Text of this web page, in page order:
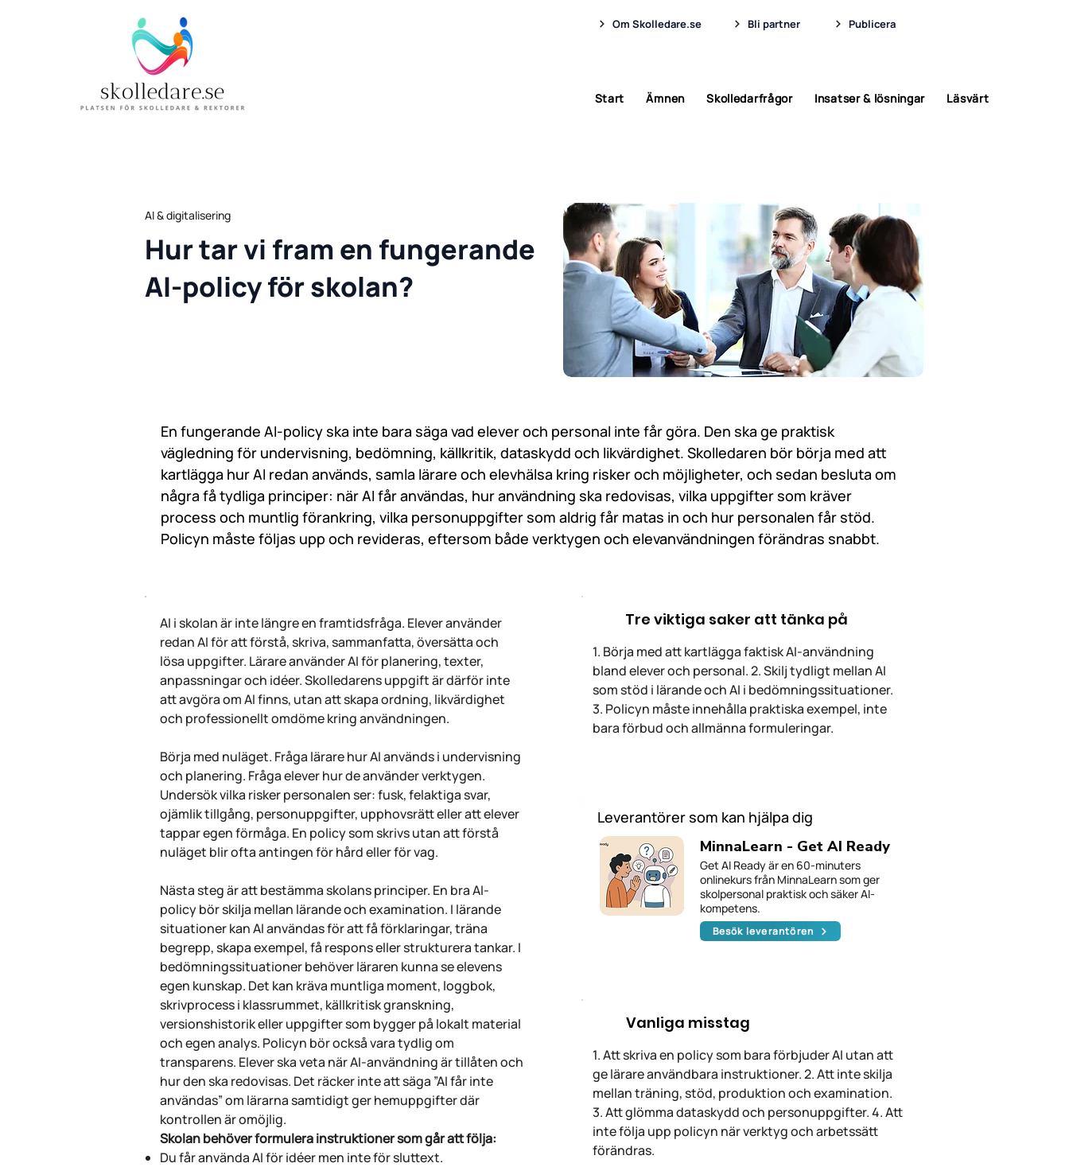
Om Skolledare.se Bli partner Publicera
Start Ämnen Skolledarfrågor Insatser & lösningar Läsvärt
AI & digitalisering
Hur tar vi fram en fungerande
AI-policy för skolan?
En fungerande AI-policy ska inte bara säga vad elever och personal inte får göra. Den ska ge praktisk
vägledning för undervisning, bedömning, källkritik, dataskydd och likvärdighet. Skolledaren bör börja med att
kartlägga hur AI redan används, samla lärare och elevhälsa kring risker och möjligheter, och sedan besluta om
några få tydliga principer: när AI får användas, hur användning ska redovisas, vilka uppgifter som kräver
process och muntlig förankring, vilka personuppgifter som aldrig får matas in och hur personalen får stöd.
Policyn måste följas upp och revideras, eftersom både verktygen och elevanvändningen förändras snabbt.
AI i skolan är inte längre en framtidsfråga. Elever använder
redan AI för att förstå, skriva, sammanfatta, översätta och
lösa uppgifter. Lärare använder AI för planering, texter,
anpassningar och idéer. Skolledarens uppgift är därför inte
att avgöra om AI finns, utan att skapa ordning, likvärdighet
och professionellt omdöme kring användningen.
Börja med nuläget. Fråga lärare hur AI används i undervisning
och planering. Fråga elever hur de använder verktygen.
Undersök vilka risker personalen ser: fusk, felaktiga svar,
ojämlik tillgång, personuppgifter, upphovsrätt eller att elever
tappar egen förmåga. En policy som skrivs utan att förstå
nuläget blir ofta antingen för hård eller för vag.
Nästa steg är att bestämma skolans principer. En bra AI-
policy bör skilja mellan lärande och examination. I lärande
situationer kan AI användas för att få förklaringar, träna
begrepp, skapa exempel, få respons eller strukturera tankar. I
bedömningssituationer behöver läraren kunna se elevens
egen kunskap. Det kan kräva muntliga moment, loggbok,
skrivprocess i klassrummet, källkritisk granskning,
versionshistorik eller uppgifter som bygger på lokalt material
och egen analys. Policyn bör också vara tydlig om
transparens. Elever ska veta när AI-användning är tillåten och
hur den ska redovisas. Det räcker inte att säga ”AI får inte
användas” om lärarna samtidigt ger hemuppgifter där
kontrollen är omöjlig.
Skolan behöver formulera instruktioner som går att följa:
Du får använda AI för idéer men inte för sluttext.
Tre viktiga saker att tänka på
1. Börja med att kartlägga faktisk AI-användning
bland elever och personal. 2. Skilj tydligt mellan AI
som stöd i lärande och AI i bedömningssituationer.
3. Policyn måste innehålla praktiska exempel, inte
bara förbud och allmänna formuleringar.
Leverantörer som kan hjälpa dig
MinnaLearn - Get AI Ready
Get AI Ready är en 60-minuters
onlinekurs från MinnaLearn som ger
skolpersonal praktisk och säker AI-
kompetens.
Besök leverantören
Vanliga misstag
1. Att skriva en policy som bara förbjuder AI utan att
ge lärare användbara instruktioner. 2. Att inte skilja
mellan träning, stöd, produktion och examination.
3. Att glömma dataskydd och personuppgifter. 4. Att
inte följa upp policyn när verktyg och arbetssätt
förändras.